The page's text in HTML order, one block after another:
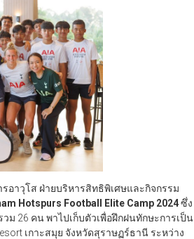
รอาวุโส ฝ่ายบริหารสิทธิพิเศษและกิจกรรม
Hotspurs Football Elite Camp 2024ซึ่ง
ม 26 คน พาไปเก็บตัวเพื่อฝึกฝนทักษะการเป็น
เกาะสมุย จังหวัดสุราษฏร์ธานี ระหว่าง